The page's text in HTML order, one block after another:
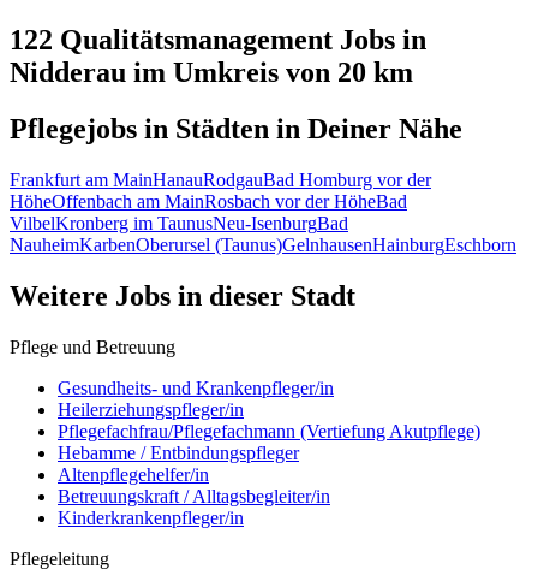
122 Qualitätsmanagement Jobs in
Nidderau im Umkreis von 20 km
Pflegejobs in Städten in Deiner Nähe
Frankfurt am MainHanauRodgauBad Homburg vor der
HöheOffenbach am MainRosbach vor der HöheBad
VilbelKronberg im TaunusNeu-IsenburgBad
NauheimKarbenOberursel (Taunus)GelnhausenHainburgEschborn
Weitere Jobs in dieser Stadt
Pflege und Betreuung
Gesundheits- und Krankenpfleger/in
Heilerziehungspfleger/in
Pflegefachfrau/Pflegefachmann (Vertiefung Akutpflege)
Hebamme / Entbindungspfleger
Altenpflegehelfer/in
Betreuungskraft / Alltagsbegleiter/in
Kinderkrankenpfleger/in
Pflegeleitung